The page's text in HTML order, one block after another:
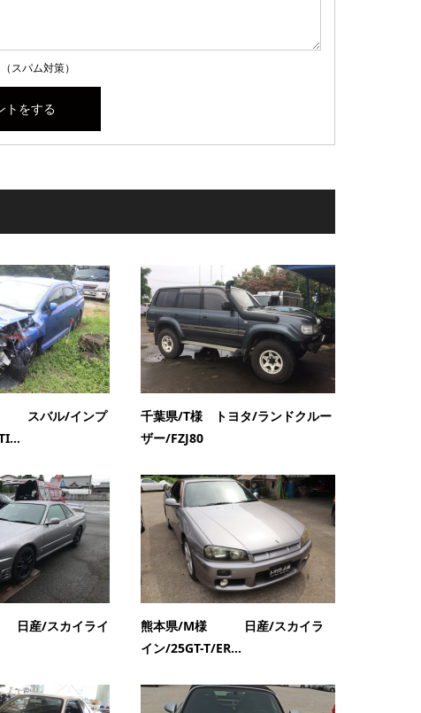
スパム対策）
スバル/インプ
千葉県/T様 トヨタ/ランドクルー
ザー/FZJ80
産/スカイライ
熊本県/M様 日産/スカイラ
イン/25GT-T/ER...